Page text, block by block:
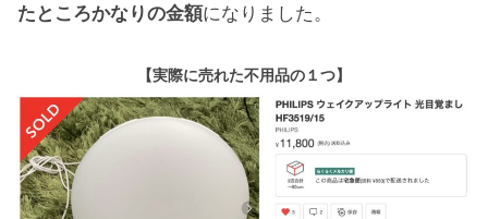
たところかなりの金額になりました。
【実際に売れた不用品の１つ】